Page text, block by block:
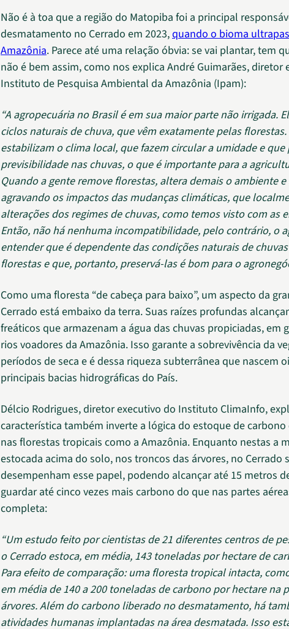
Não é à toa que a região do Matopiba foi a principal
desmatamento no Cerrado em 2023,quando o bioma
Amazônia. Parece até uma relação óbvia: se vai plantar, tem
não é bem assim, como nos explica André Guimarães, diretor
Instituto de Pesquisa Ambiental da Amazônia (Ipam):
“A agropecuária no Brasil é em sua maior parte não irrigada.
ciclos naturais de chuva, que vêm exatamente pelas
estabilizam o clima local, que fazem circular a umidade e
previsibilidade nas chuvas, o que é importante para a
Quando a gente remove florestas, altera demais o ambiente e
agravando os impactos das mudanças climáticas, que
alterações dos regimes de chuvas, como temos visto com as
Então, não há nenhuma incompatibilidade, pelo contrário, o
entender que é dependente das condições naturais de
florestas e que, portanto, preservá-las é bom para o
Como uma floresta “de cabeça para baixo”, um aspecto da
Cerrado está embaixo da terra. Suas raízes profundas
freáticos que armazenam a água das chuvas propiciadas, em
rios voadores da Amazônia. Isso garante a sobrevivência da
períodos de seca e é dessa riqueza subterrânea que nascem
principais bacias hidrográficas do País.
Délcio Rodrigues, diretor executivo do Instituto ClimaInfo,
característica também inverte a lógica do estoque de
nas florestas tropicais como a Amazônia. Enquanto nestas a
estocada acima do solo, nos troncos das árvores, no Cerrado
desempenham esse papel, podendo alcançar até 15 metros
guardar até cinco vezes mais carbono do que nas partes
completa:
“Um estudo feito por cientistas de 21 diferentes centros de
o Cerrado estoca, em média, 143 toneladas por hectare de
Para efeito de comparação: uma floresta tropical intacta,
em média de 140 a 200 toneladas de carbono por hectare na
árvores. Além do carbono liberado no desmatamento, há
atividades humanas implantadas na área desmatada. Isso